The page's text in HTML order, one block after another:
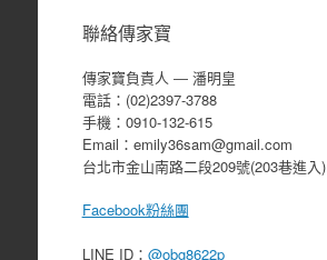
聯絡傳家寶
傳家寶負責人 ― 潘明皇
電話：(02)2397-3788
手機：0910-132-615
Email：emily36sam@gmail.com
台北市金山南路二段209號(203巷進入)
Facebook粉絲團
LINE ID： @obg8622p